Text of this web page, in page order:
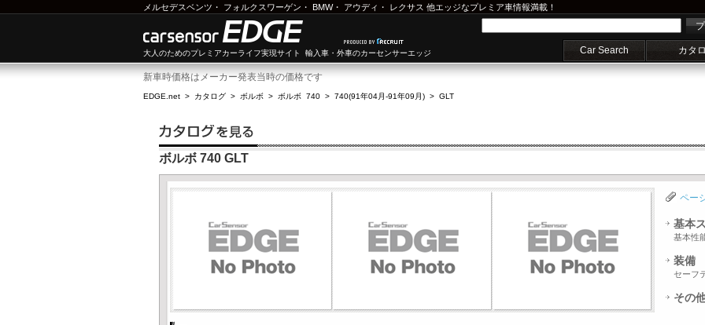
メルセデスベンツ ・ フォルクスワーゲン ・ BMW・ アウディ ・ レクサス 他エッジなプレミア車情報満載！
大人のためのプレミアカーライフ実現サイト 輸入車・外車のカーセンサーエッジ Car Search カタ
新車時価格はメーカー発表当時の価格です
EDGE.net > カタログ > ボルボ > ボルボ 740 > 740(91年04月-91年09月) > GLT
ボルボ 740 GLT
ペー
基本
基本性
装備
セーフ
その